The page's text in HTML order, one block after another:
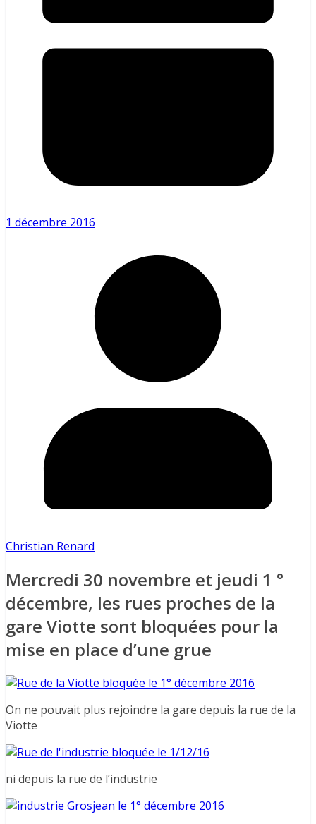
1 décembre 2016
Christian Renard
Mercredi 30 novembre et jeudi 1 °
décembre, les rues proches de la
gare Viotte sont bloquées pour la
mise en place d’une grue
On ne pouvait plus rejoindre la gare depuis la rue de la
Viotte
ni depuis la rue de l’industrie